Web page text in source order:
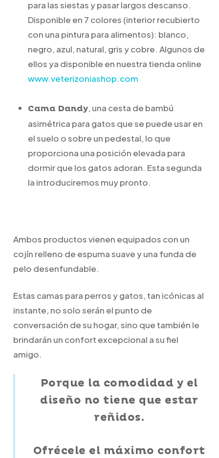
para las siestas y pasar largos descanso.
Disponible en 7 colores (interior recubierto
con una pintura para alimentos): blanco,
negro, azul, natural, gris y cobre. Algunos de
ellos ya disponible en nuestra tienda online
www.veterizoniashop.com
Cama Dandy, una cesta de bambú
asimétrica para gatos que se puede usar en
el suelo o sobre un pedestal, lo que
proporciona una posición elevada para
dormir que los gatos adoran. Esta segunda
la introduciremos muy pronto.
Ambos productos vienen equipados con un
cojín relleno de espuma suave y una funda de
pelo desenfundable.
Estas camas para perros y gatos, tan icónicas al
instante, no solo serán el punto de
conversación de su hogar, sino que también le
brindarán un confort excepcional a su fiel
amigo.
Porque la comodidad y el
diseño no tiene que estar
reñidos.
Ofrécele el máximo confort